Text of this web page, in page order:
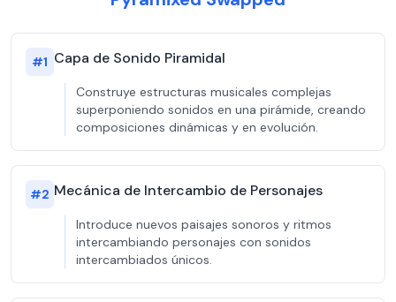
#1 Capa de Sonido Piramidal
Construye estructuras musicales complejas
superponiendo sonidos en una pirámide, creando
composiciones dinámicas y en evolución.
#2 Mecánica de Intercambio de Personajes
Introduce nuevos paisajes sonoros y ritmos
intercambiando personajes con sonidos
intercambiados únicos.